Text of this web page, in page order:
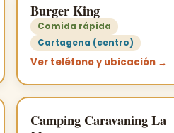
Burger King
Comida rápida
Cartagena (centro)
Ver teléfono y ubicación →
Camping Caravaning La